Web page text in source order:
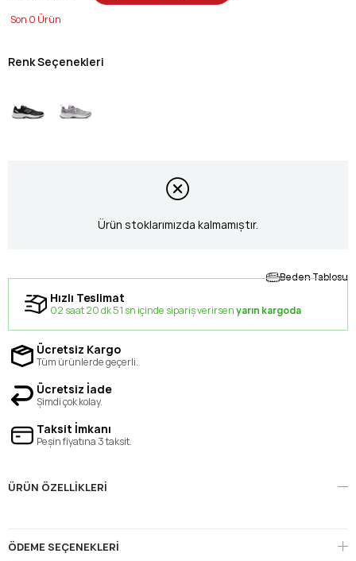
0
Renk Seçenekleri
Ürün stoklarımızda kalmamıştır.
Beden Tablosu
Hızlı Teslimat
02 saat 20 dk 51 sn içinde sipariş verirsenyarın kargoda
Ücretsiz Kargo
Tüm ürünlerde geçerli.
Ücretsiz İade
Şimdi çok kolay.
Taksit İmkanı
Peşin fiyatına 3 taksit.
ÜRÜN ÖZELLIKLERI
ÖDEME SEÇENEKLERI